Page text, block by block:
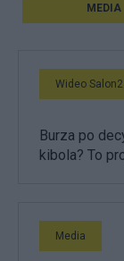
MEDIA
Wideo
Burza po
kibola? To
Media